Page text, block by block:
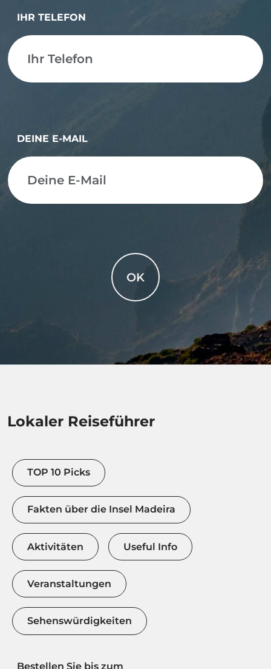
IHR TELEFON
DEINE E-MAIL
OK
Lokaler Reiseführer
TOP 10 Picks
Fakten über die Insel Madeira
Aktivitäten Useful Info
Veranstaltungen
Sehenswürdigkeiten
Bestellen Sie bis zum